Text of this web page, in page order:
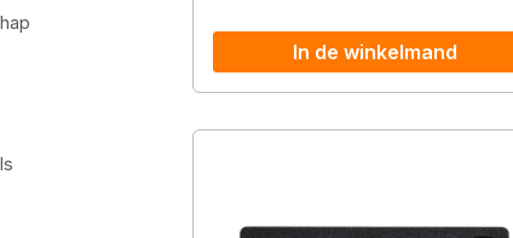
In de winkelmand